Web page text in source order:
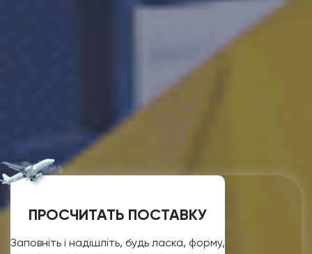
ПРОСЧИТАТЬ ПОСТАВКУ
Заповніть і надішліть, будь ласка, форму,